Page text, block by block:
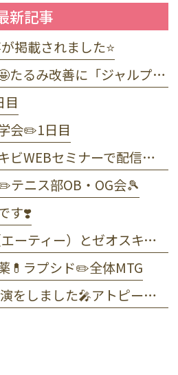
新記事
掲載されました⭐️
ジャルプロ新規導入🤩たるみ改善に「ジャルプロ・スーパーハイドロ」💉目元のくま・小じわに「ジャルプロヤングアイ」👀
会✏️1日目
スタッフと一緒にニキビWEBセミナーで配信しました☺️
テニス部OB・OG会🎾
す❣️
化粧品説明会🧴At.（エーティー）とゼオスキンヘルス
💊ラプシド✏️全体MTG
デュピクセント の講演をしました🎤アトピー性皮膚炎